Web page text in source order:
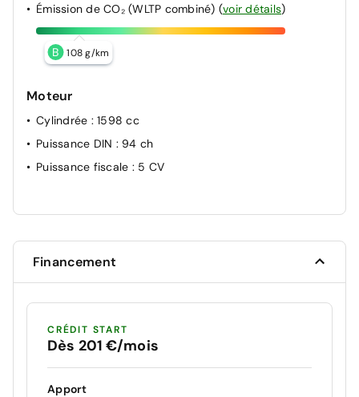
Émission de CO₂ (WLTP combiné) (voir détails)
B 108 g/km
Moteur
Cylindrée : 1598 cc
Puissance DIN : 94 ch
Puissance fiscale : 5 CV
Financement
CRÉDIT START
Dès 201 €/mois
Apport